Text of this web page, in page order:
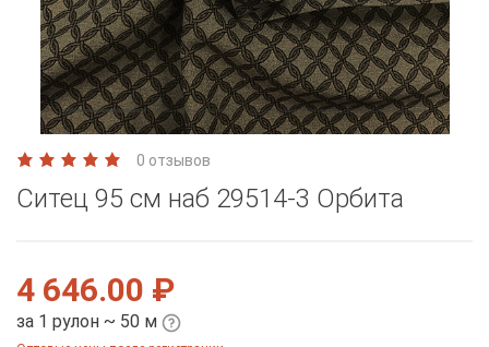
0 отзывов
Ситец 95 см наб 29514-3 Орбита
4 646.00 ₽
за 1 рулон ~ 50 м